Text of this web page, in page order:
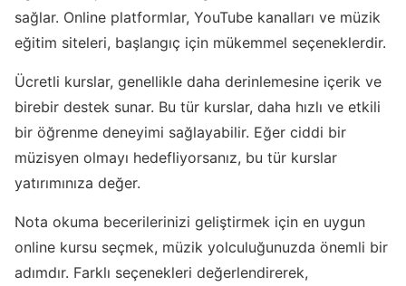
sağlar. Online platformlar, YouTube kanalları ve müzik
eğitim siteleri, başlangıç için mükemmel seçeneklerdir.
Ücretli kurslar, genellikle daha derinlemesine içerik ve
birebir destek sunar. Bu tür kurslar, daha hızlı ve etkili
bir öğrenme deneyimi sağlayabilir. Eğer ciddi bir
müzisyen olmayı hedefliyorsanız, bu tür kurslar
yatırımınıza değer.
Nota okuma becerilerinizi geliştirmek için en uygun
online kursu seçmek, müzik yolculuğunuzda önemli bir
adımdır. Farklı seçenekleri değerlendirerek,